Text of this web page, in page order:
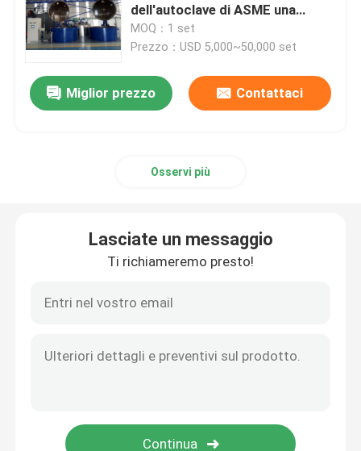
Colonna chimica
Serbatoi chimici
dell'autoclave di ASME una
garanzia da 1 anno
MOQ：1 set
Prezzo：USD 5,000~50,000 set
Miglior prezzo Contattaci
Osservi più
Lasciate un messaggio
Ti richiameremo presto!